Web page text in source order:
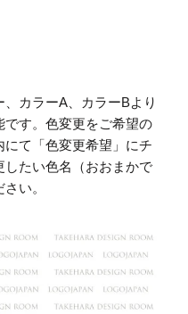
カラーA、カラーBより
す。色変更をご希望の
て「色変更希望」にチ
したい色名（おおまかで
い。